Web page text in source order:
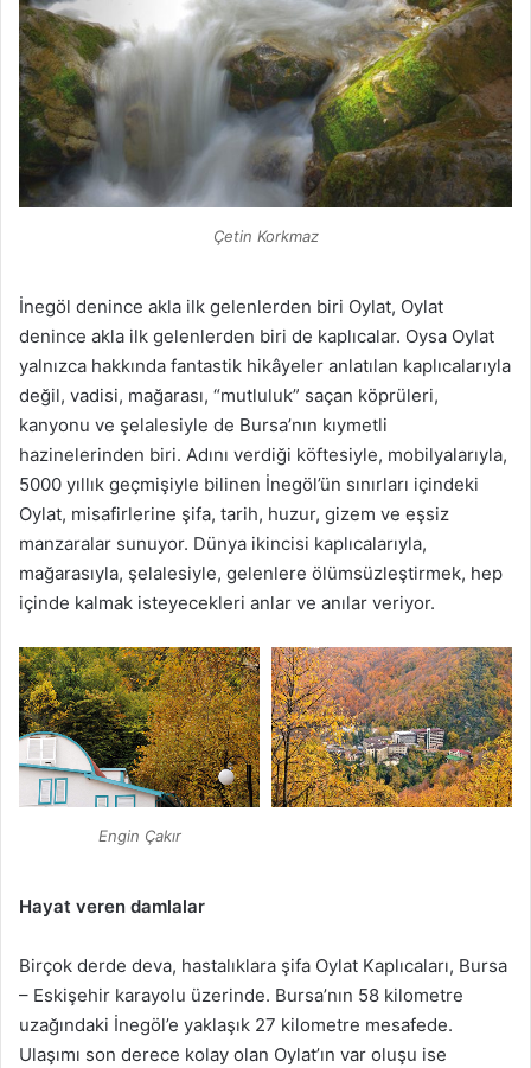
Çetin Korkmaz
İnegöl denince akla ilk gelenlerden biri Oylat, Oylat
denince akla ilk gelenlerden biri de kaplıcalar. Oysa Oylat
yalnızca hakkında fantastik hikâyeler anlatılan kaplıcalarıyla
değil, vadisi, mağarası, “mutluluk” saçan köprüleri,
kanyonu ve şelalesiyle de Bursa’nın kıymetli
hazinelerinden biri. Adını verdiği köftesiyle, mobilyalarıyla,
5000 yıllık geçmişiyle bilinen İnegöl’ün sınırları içindeki
Oylat, misafirlerine şifa, tarih, huzur, gizem ve eşsiz
manzaralar sunuyor. Dünya ikincisi kaplıcalarıyla,
mağarasıyla, şelalesiyle, gelenlere ölümsüzleştirmek, hep
içinde kalmak isteyecekleri anlar ve anılar veriyor.
Engin Çakır
Hayat veren damlalar
Birçok derde deva, hastalıklara şifa Oylat Kaplıcaları, Bursa
– Eskişehir karayolu üzerinde. Bursa’nın 58 kilometre
uzağındaki İnegöl’e yaklaşık 27 kilometre mesafede.
Ulaşımı son derece kolay olan Oylat’ın var oluşu ise